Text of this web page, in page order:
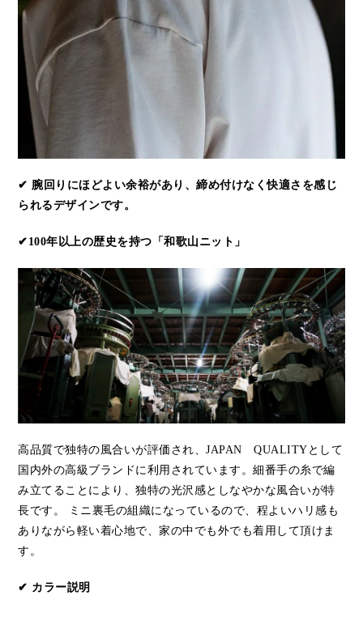
✔ 腕回りにほどよい余裕があり、締め付けなく快適さを感じ
られるデザインです。
✔100年以上の歴史を持つ「和歌山ニット」
高品質で独特の風合いが評価され、JAPAN QUALITYとして
国内外の高級ブランドに利用されています。細番手の糸で編
み立てることにより、独特の光沢感としなやかな風合いが特
長です。 ミニ裏毛の組織になっているので、程よいハリ感も
ありながら軽い着心地で、家の中でも外でも着用して頂けま
す。
✔ カラー説明